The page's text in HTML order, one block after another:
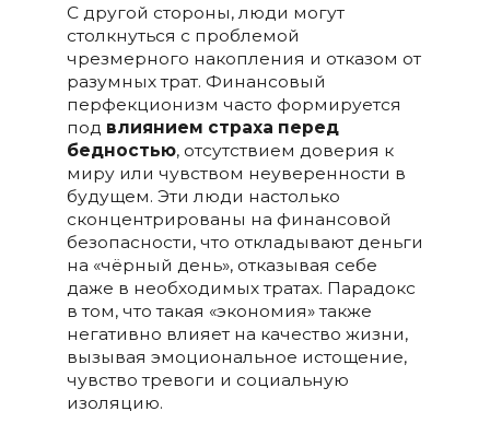
С другой стороны, люди могут
столкнуться с проблемой
чрезмерного накопления и отказом от
разумных трат. Финансовый
перфекционизм часто формируется
под влиянием страха перед
бедностью, отсутствием доверия к
миру или чувством неуверенности в
будущем. Эти люди настолько
сконцентрированы на финансовой
безопасности, что откладывают деньги
на «чёрный день», отказывая себе
даже в необходимых тратах. Парадокс
в том, что такая «экономия» также
негативно влияет на качество жизни,
вызывая эмоциональное истощение,
чувство тревоги и социальную
изоляцию.